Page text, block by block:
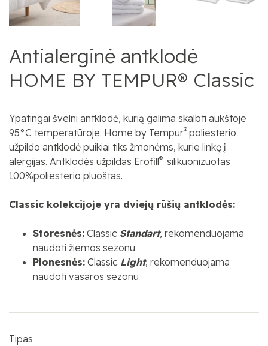
Antialerginė antklodė
HOME BY TEMPUR® Classic
Ypatingai švelni antklodė, kurią galima skalbti aukštoje
95°C temperatūroje. Home by Tempur® poliesterio
užpildo antklodė puikiai tiks žmonėms, kurie linkę į
alergijas. Antklodės užpildas Erofill® silikuonizuotas
100%poliesterio pluoštas.
Classic kolekcijoje yra dviejų rūšių antklodės:
Storesnės: Classic Standart, rekomenduojama
naudoti žiemos sezonu
Plonesnės: Classic Light, rekomenduojama
naudoti vasaros sezonu
Tipas